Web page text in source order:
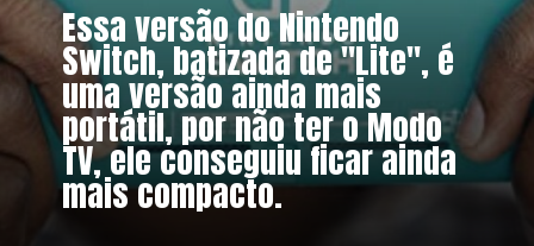
Essa versão do Nintendo
Switch, batizada de "Lite", é
uma versão ainda mais
portátil, por não ter o Modo
TV, ele conseguiu ficar ainda
mais compacto.